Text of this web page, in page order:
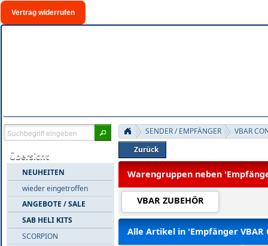
Vertrag widerrufen
Übersicht
NEUHEITEN
wieder eingetroffen
ANGEBOTE / SALE
SAB HELI KITS
SCORPION
SENDER / EMPFÄNGER
VBAR
Zurück
Warengruppen neben
VBAR ZUBEHÖR
Alle Artikel in 'Empfänger